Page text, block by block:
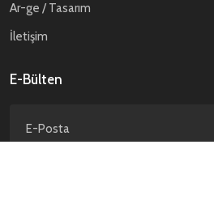
Ar-ge / Tasarım
İletişim
E-Bülten